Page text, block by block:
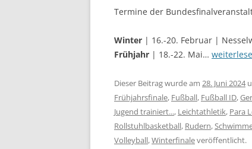
Termine der
Winter | 16.-20. Februar |
Frühjahr | 18.-22. Mai…
Dieser Beitrag wurde am 28. Juni 2024
Frühjahrsfinale, Fußball, Fußball ID,
Jugend trainiert..., Leichtathletik, Para
Rollstuhlbasketball, Rudern,
Volleyball,Winterfinaleveröffentlicht.